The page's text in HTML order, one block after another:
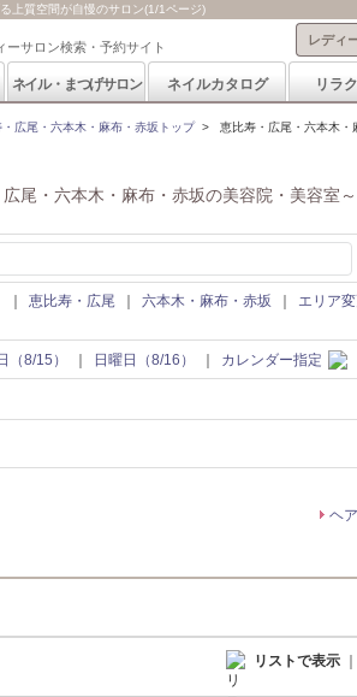
上質空間が自慢のサロン(1/1ページ)
ーサロン検索・予約サイト レディ
ネイル・まつげサロン ネイルカタログ リラ
・広尾・六本木・麻布・赤坂トップ> 恵比寿・広尾・六本木・
広尾・六本木・麻布・赤坂の美容院・美容室～
恵比寿・広尾 六本木・麻布・赤坂
エリア
（8/15） 日曜日（8/16） カレンダー指定
ヘ
リストで表示